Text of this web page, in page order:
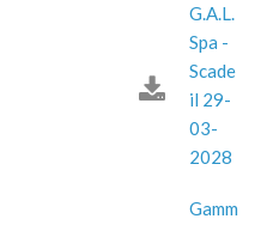
G.A.L.
Spa -
Scade
il 29-
03-
2028
Gamm